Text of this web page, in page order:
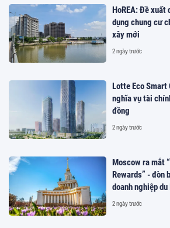
HoREA: Đề xuất
dụng chung cư
xây mới
2 ngày trước
Lotte Eco
nghĩa vụ tài
đồng
2 ngày trước
Moscow ra mắt
Rewards” - đòn bẩy kích cầu mới cho
doanh nghiệp
2 ngày trước